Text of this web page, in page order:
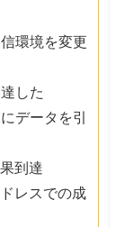
環境を変更
した
データを引
到達
レスでの成